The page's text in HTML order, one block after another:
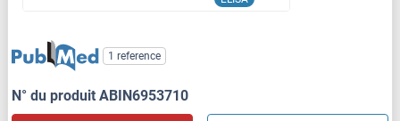
1 reference
N° du produit ABIN6953710